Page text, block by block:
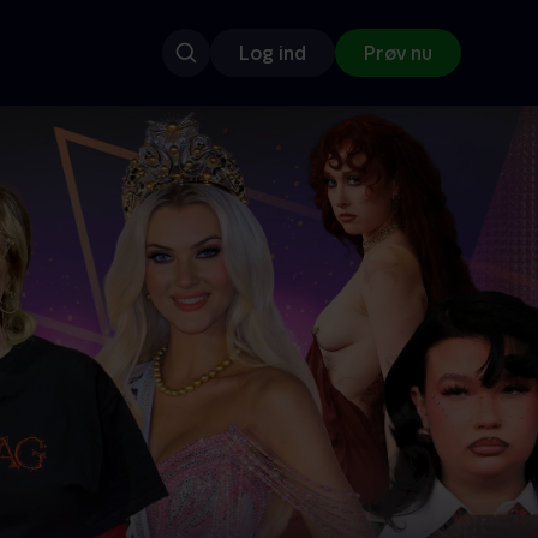
Log ind Prøv nu